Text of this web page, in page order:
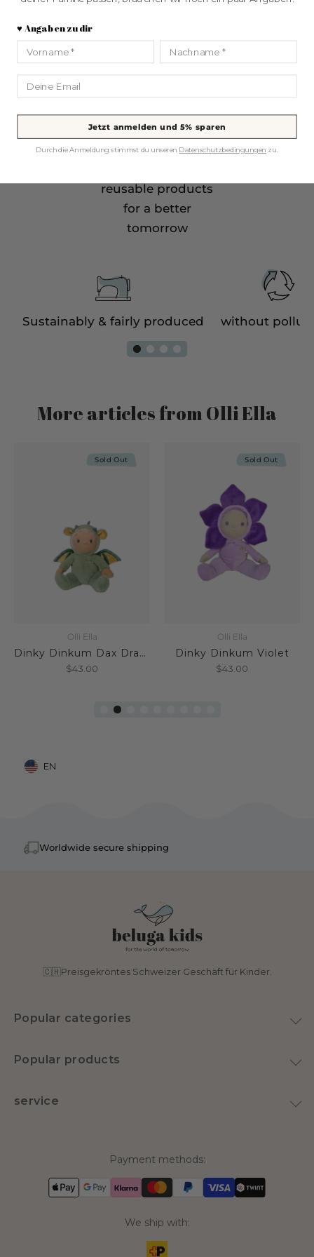
Pollutant-free, fairly
reusable products
for a better
tomorrow
Sustainably & fairly produced without
More articles from Olli Ella
Sold Out
Olli Ella
Dinky Dinkum Dax Dragon
$43.00
Sold Out
Olli Ella
Dinky Dinkum Violet
$43.00
Mobile: United States, EN
EN
Worldwide secure shipping
🇨🇭Preisgekröntes Schweizer Geschäft für Kinder.
Popular categories
Popular products
Billie The Doll
service
Payment methods:
We ship with:
♥️ Angaben zu dir
Jetzt anmelden und 5% sparen
Durch die Anmeldung stimmst du unseren Datenschutzbedingungen zu.